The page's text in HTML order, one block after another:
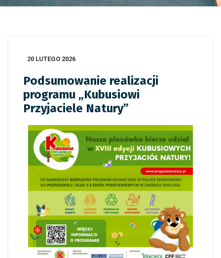
20 LUTEGO 2026
Podsumowanie realizacji
programu „Kubusiowi
Przyjaciele Natury”